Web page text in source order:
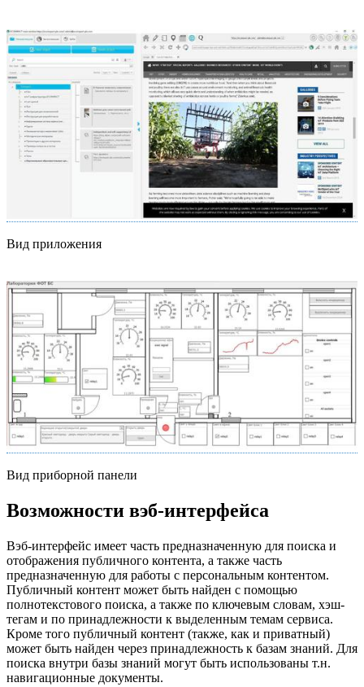
Вид приложения
Вид приборной панели
Возможности вэб-интерфейса
Вэб-интерфейс имеет часть предназначенную для поиска и
отображения публичного контента, а также часть
предназначенную для работы с персональным контентом.
Публичный контент может быть найден с помощью
полнотекстового поиска, а также по ключевым словам, хэш-
тегам и по принадлежности к выделенным темам сервиса.
Кроме того публичный контент (также, как и приватный)
может быть найден через принадлежность к базам знаний. Для
поиска внутри базы знаний могут быть использованы т.н.
навигационные документы.